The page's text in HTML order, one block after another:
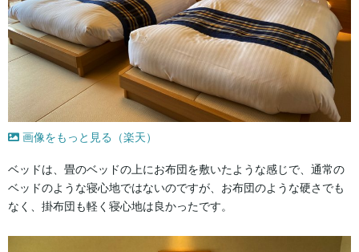
画像をもっと見る（楽天）
ベッドは、畳のベッドの上にお布団を敷いたような感じで、通常の
ベッドのような寝心地ではないのですが、お布団のような硬さでも
なく、掛布団も軽く寝心地は良かったです。